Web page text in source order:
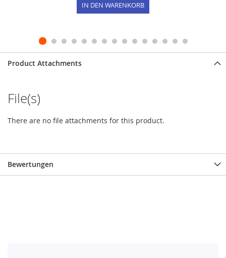
IN DEN WARENKORB
Product Attachments
File(s)
There are no file attachments for this product.
Bewertungen